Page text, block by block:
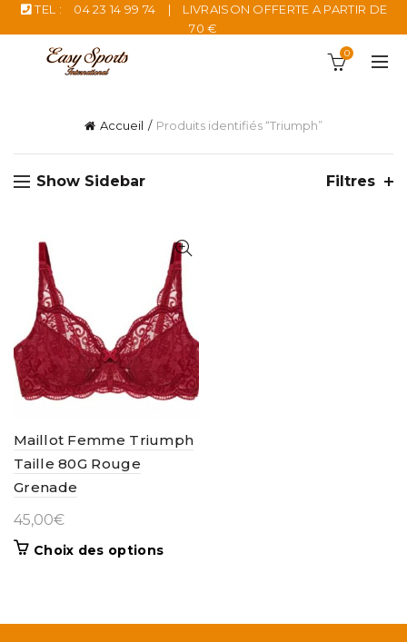
TEL : 04 23 14 99 74 |
LIVRAISON OFFERTE A PARTIR DE
70 €
0
Accueil Produits identifiés “Triumph”
Show Sidebar Filtres
Maillot Femme Triumph
Taille 80G Rouge
Grenade
45,00€
Choix des optionsCe
variations.